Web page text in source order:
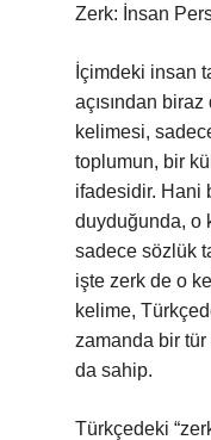
Zerk: İnsan
İçimdeki insan
açısından biraz
kelimesi,
toplumun, bir
ifadesidir. Hani
duyduğunda, o
sadece sözlük
işte zerk de o
kelime,
zamanda bir
da sahip.
Türkçedeki